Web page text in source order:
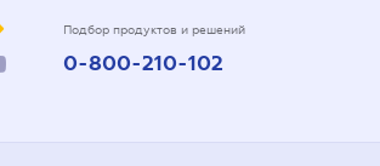
Подбор продуктов и решений
0-800-210-102